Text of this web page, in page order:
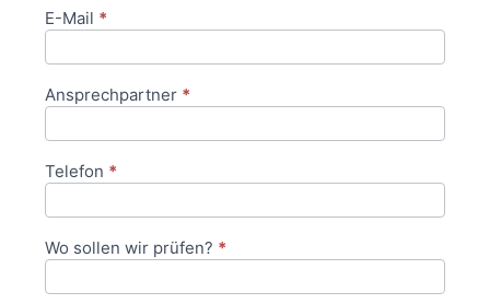
E-Mail *
Ansprechpartner *
Telefon *
Wo sollen wir prüfen? *